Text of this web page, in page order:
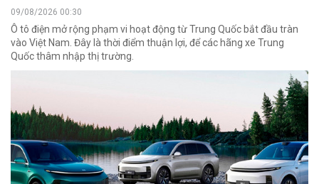
09/08/2026 00:30
Ô tô điện mở rộng phạm vi hoạt động từ Trung Quốc bắt đầu tràn
vào Việt Nam. Đây là thời điểm thuận lợi, để các hãng xe Trung
Quốc thâm nhập thị trường.